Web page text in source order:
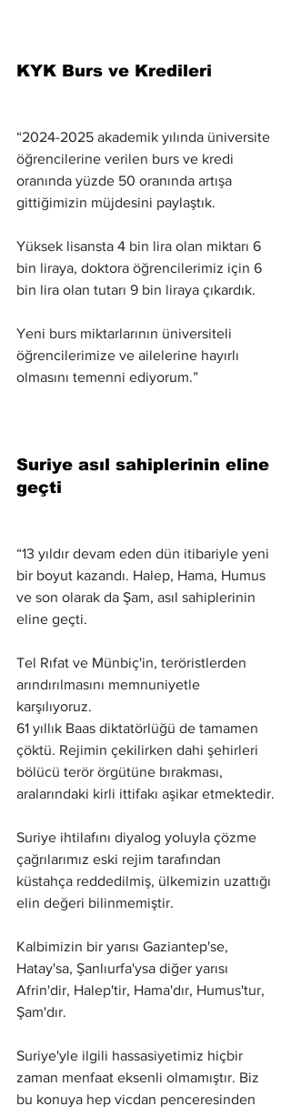
KYK Burs ve Kredileri
“2024-2025 akademik yılında üniversite
öğrencilerine verilen burs ve kredi
oranında yüzde 50 oranında artışa
gittiğimizin müjdesini paylaştık.
Yüksek lisansta 4 bin lira olan miktarı 6
bin liraya, doktora öğrencilerimiz için 6
bin lira olan tutarı 9 bin liraya çıkardık.
Yeni burs miktarlarının üniversiteli
öğrencilerimize ve ailelerine hayırlı
olmasını temenni ediyorum.”
Suriye asıl sahiplerinin eline
geçti
“13 yıldır devam eden dün itibariyle yeni
bir boyut kazandı. Halep, Hama, Humus
ve son olarak da Şam, asıl sahiplerinin
eline geçti.
Tel Rıfat ve Münbiç'in, teröristlerden
arındırılmasını memnuniyetle
karşılıyoruz.
61 yıllık Baas diktatörlüğü de tamamen
çöktü. Rejimin çekilirken dahi şehirleri
bölücü terör örgütüne bırakması,
aralarındaki kirli ittifakı aşikar etmektedir.
Suriye ihtilafını diyalog yoluyla çözme
çağrılarımız eski rejim tarafından
küstahça reddedilmiş, ülkemizin uzattığı
elin değeri bilinmemiştir.
Kalbimizin bir yarısı Gaziantep'se,
Hatay'sa, Şanlıurfa'ysa diğer yarısı
Afrin'dir, Halep'tir, Hama'dır, Humus'tur,
Şam'dır.
Suriye'yle ilgili hassasiyetimiz hiçbir
zaman menfaat eksenli olmamıştır. Biz
bu konuya hep vicdan penceresinden